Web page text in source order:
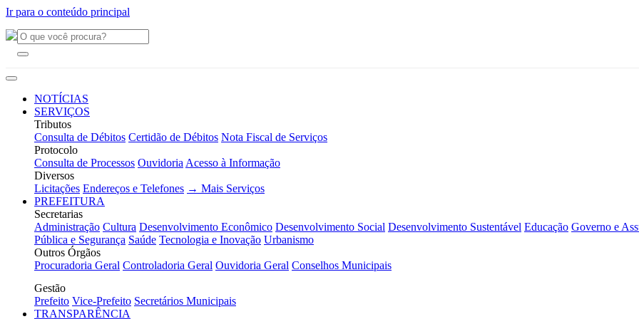
Ir para o conteúdo principal
NOTÍCIAS
SERVIÇOS
Tributos
Consulta de Débitos Certidão de Débitos Nota Fiscal de Serviços
Protocolo
Consulta de Processos Ouvidoria Acesso à Informação
Diversos
Licitações Endereços e Telefones → Mais Serviços
PREFEITURA
Secretarias
Administração Cultura Desenvolvimento Econômico Desenvolvimento Social Desenvolvimento Sustentável Educação Governo e
Pública e Segurança Saúde Tecnologia e Inovação Urbanismo
Outros Órgãos
Procuradoria Geral Controladoria Geral Ouvidoria Geral Conselhos Municipais
Gestão
Prefeito Vice-Prefeito Secretários Municipais
TRANSPARÊNCIA